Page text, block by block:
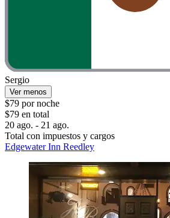
Sergio
Ver menos
$79 por noche
$79 en total
20 ago. - 21 ago.
Total con impuestos y cargos
Edgewater Inn Reedley